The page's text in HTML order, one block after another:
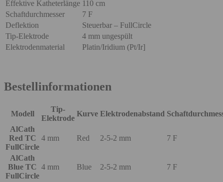
Effektive Katheterlänge 110 cm
Schaftdurchmesser
7 F
Deflektion
Steuerbar – FullCircle
Tip-Elektrode
4 mm ungespült
Elektrodenmaterial
Platin/Iridium (Pt/Ir]
Bestellinformationen
Modell
Tip-
Elektrode
Kurve Elektrodenabstand
AlCath
Red TC
FullCircle
4 mm Red 2-5-2 mm 7 F
AlCath
Blue TC
FullCircle
4 mm Blue 2-5-2 mm 7 F